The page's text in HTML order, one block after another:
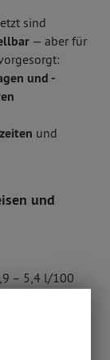
sind
— aber für
und -
und
und
– 5,4 l/100